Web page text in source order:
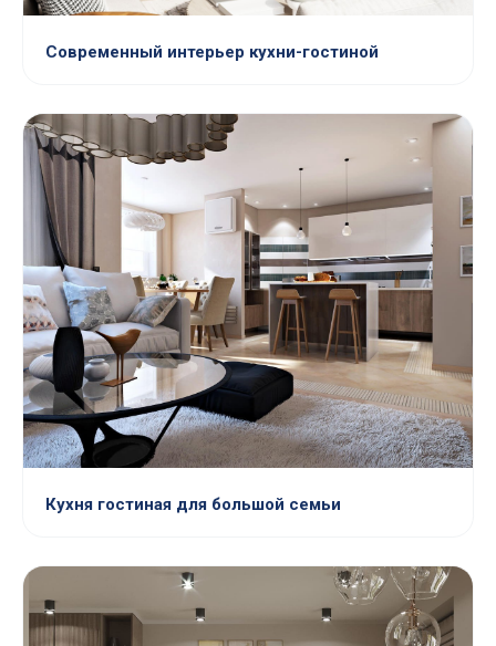
Современный интерьер кухни-гостиной
Кухня гостиная для большой семьи